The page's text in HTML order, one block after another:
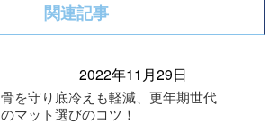
関連記事
2022年11月29日
骨を守り底冷えも軽減、更年期世代
のマット選びのコツ！